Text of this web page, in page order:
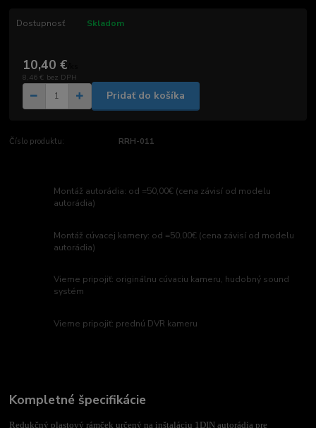
Dostupnosť Skladom
10,40 €
8,46 € bez DPH
Pridať do košíka
Číslo produktu: RRH-011
Montáž autorádia: od =50,00€ (cena závisí od modelu
autorádia)
Montáž cúvacej kamery: od =50,00€ (cena závisí od modelu
autorádia)
Vieme pripojiť: originálnu cúvaciu kameru, hudobný sound
systém
Vieme pripojiť: prednú DVR kameru
Kompletné špecifikácie
Redukčný plastový rámček určený na inštaláciu 1DIN autorádia pre